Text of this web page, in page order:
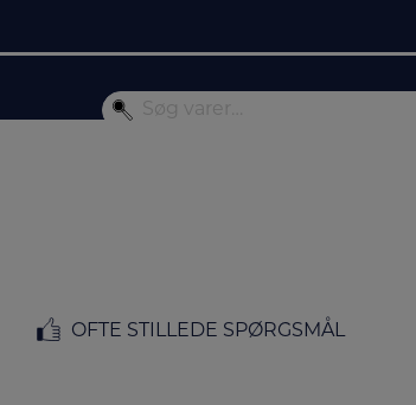
OFTE STILLEDE SPØRGSMÅL